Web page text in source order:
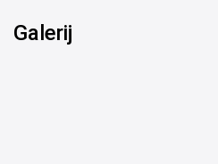
Galerij